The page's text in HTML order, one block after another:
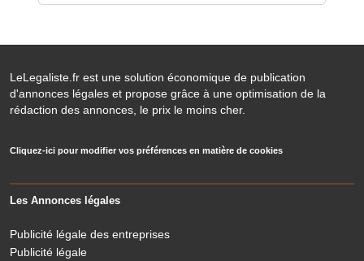
LeLegaliste.fr est une solution économique de publication
d'annonces légales et propose grâce à une optimisation de la
rédaction des annonces, le prix le moins cher.
Cliquez-ici pour modifier vos préférences en matière de cookies
Les Annonces légales
Publicité légale des entreprises
Publicité légale